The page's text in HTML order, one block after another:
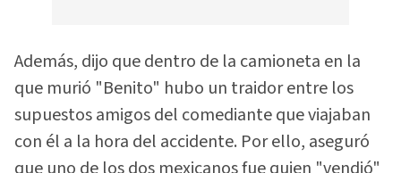
Además, dijo que dentro de la camioneta en la
que murió "Benito" hubo un traidor entre los
supuestos amigos del comediante que viajaban
con él a la hora del accidente. Por ello, aseguró